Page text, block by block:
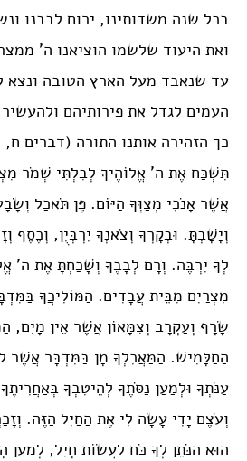
בכל שנה משדותינו, ירום לבבנו
ואת היעוד שלשמו הוציאנו ה’
עד שנאבד מעל הארץ הטובה ונצא
העמים לגדל את פירותיהם
כך הזהירה אותנו התורה (דברים
תִּשְׁכַּח אֶת ה’ אֱלוֹהֶיךָ לְבִלְתִּי שְׁמֹר
אֲשֶׁר אָנֹכִי מְצַוְּךָ הַיּוֹם. פֶּן תֹּאכַל
וְיָשָׁבְתָּ. וּבְקָרְךָ וְצֹאנְךָ יִרְבְּיֻן, וְכֶסֶף
לְךָ יִרְבֶּה. וְרָם לְבָבֶךָ וְשָׁכַחְתָּ אֶת ה’
מִצְרַיִם מִבֵּית עֲבָדִים. הַמּוֹלִיכֲךָ
שָׂרָף וְעַקְרָב וְצִמָּאוֹן אֲשֶׁר אֵין מָיִם,
הַחַלָּמִישׁ. הַמַּאֲכִלְךָ מָן בַּמִּדְבָּר אֲשֶׁר
עַנֹּתְךָ וּלְמַעַן נַסֹּתֶךָ לְהֵיטִבְךָ
וְעֹצֶם יָדִי עָשָׂה לִי אֶת הַחַיִל הַזֶּה.
הוּא הַנֹּתֵן לְךָ כֹּחַ לַעֲשׂוֹת חָיִל, לְמַעַן